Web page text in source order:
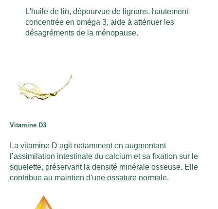
L'huile de lin, dépourvue de lignans, hautement
concentrée en oméga 3, aide à atténuer les
désagréments de la ménopause.
Vitamine D3
La vitamine D agit notamment en augmentant
l’assimilation intestinale du calcium et sa fixation sur le
squelette, préservant la densité minérale osseuse. Elle
contribue au maintien d'une ossature normale.